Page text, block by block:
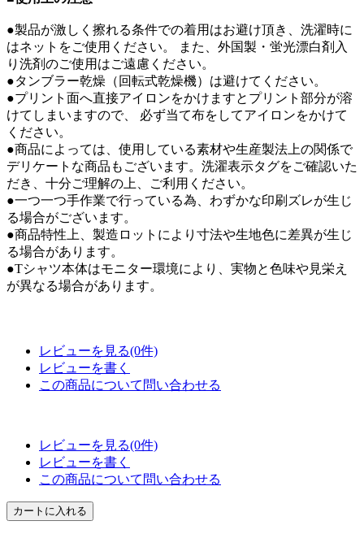
●製品が激しく擦れる条件での着用はお避け頂き、洗濯時に
はネットをご使用ください。 また、外国製・蛍光漂白剤入
り洗剤のご使用はご遠慮ください。
●タンブラー乾燥（回転式乾燥機）は避けてください。
●プリント面へ直接アイロンをかけますとプリント部分が溶
けてしまいますので、 必ず当て布をしてアイロンをかけて
ください。
●商品によっては、使用している素材や生産製法上の関係で
デリケートな商品もございます。洗濯表示タグをご確認いた
だき、十分ご理解の上、ご利用ください。
●一つ一つ手作業で行っている為、わずかな印刷ズレが生じ
る場合がございます。
●商品特性上、製造ロットにより寸法や生地色に差異が生じ
る場合があります。
●Tシャツ本体はモニター環境により、実物と色味や見栄え
が異なる場合があります。
レビューを見る(0件)
レビューを書く
この商品について問い合わせる
レビューを見る(0件)
レビューを書く
この商品について問い合わせる